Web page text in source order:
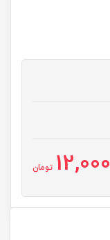
12,000 تومان